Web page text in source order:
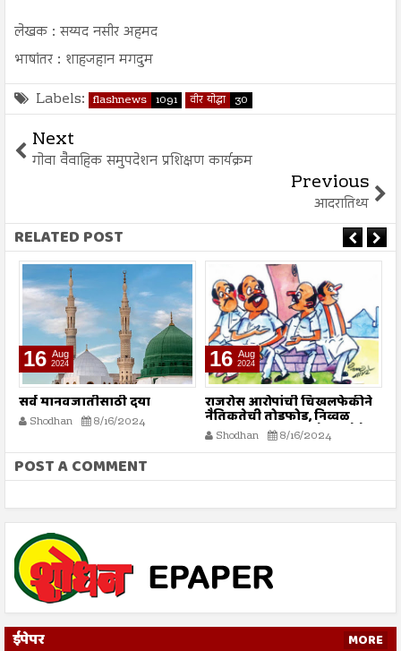
लेखक : सय्यद नसीर अहमद
भाषांतर : शाहजहान मगदुम
Labels: flashnews 1091 वीर योद्धा 30
Next
गोवा वैवाहिक समुपदेशन प्रशिक्षण कार्यक्रम
Previous
आदरातिथ्य
RELATED POST
16 Aug
2024
सर्व मानवजातीसाठी दया
Shodhan 8/16/2024
16 Aug
2024
राजरोस आरोपांची चिखलफेकीने
नैतिकतेची तोडफोड, निव्वळ
गलथान राजकारणामुळे जनसेवेचा
बट्ट्याबोळ...!
Shodhan 8/16/2024
POST A COMMENT
ईपेपर MORE